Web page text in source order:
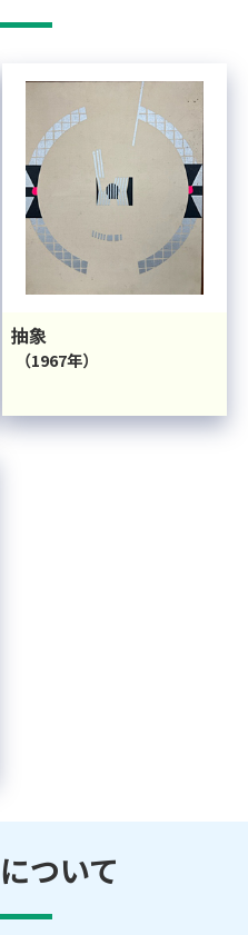
抽象
（1967年）
について